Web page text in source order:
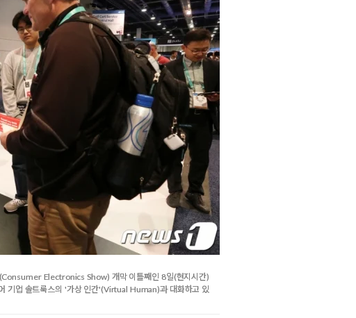
Electronics Show) 개막 이틀째인 8일(현지시간)
기업 솔트룩스의 '가상 인간'(Virtual Human)과 대화하고 있